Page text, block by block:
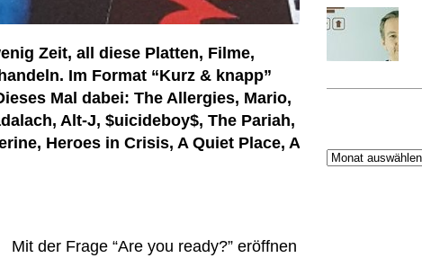
Zeit, all diese Platten, Filme,
Im Format “Kurz & knapp”
Mal dabei: The Allergies, Mario,
Alt-J, $uicideboy$, The Pariah,
Heroes in Crisis, A Quiet Place, A
Mit der Frage “Are you ready?” eröffnen